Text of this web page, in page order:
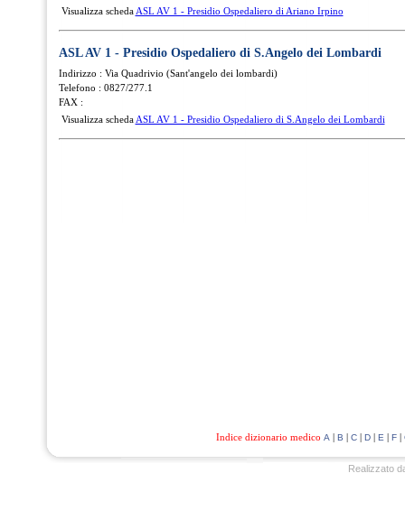
Visualizza scheda ASL AV 1 - Presidio Ospedaliero di Ariano Irpino
ASL AV 1 - Presidio Ospedaliero di S.Angelo dei Lombardi
Indirizzo : Via Quadrivio (Sant'angelo dei lombardi)
Telefono : 0827/277.1
FAX :
Visualizza scheda ASL AV 1 - Presidio Ospedaliero di S.Angelo dei Lombardi
Indice dizionario medico A | B | C| D| E | F|
Realizzato